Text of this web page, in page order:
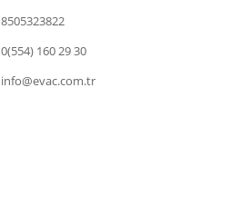
8505323822
0(554) 160 29 30
info@evac.com.tr